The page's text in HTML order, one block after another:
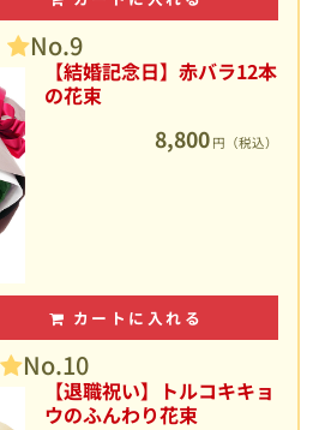
No.9
【結婚記念日】赤バラ12本
の花束
8,800 円（税込）
カートに入れる
No.10
【退職祝い】トルコキキョ
ウのふんわり花束